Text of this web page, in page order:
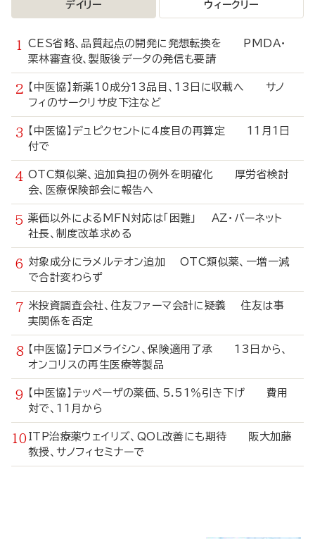
デイリー ウィークリー
CES省略、品質起点の開発に発想転換を PMDA・
栗林審査役、製販後データの発信も要請
【中医協】新薬10成分13品目、13日に収載へ サノ
フィのサークリサ皮下注など
【中医協】デュピクセントに4度目の再算定 11月1日
付で
OTC類似薬、追加負担の例外を明確化 厚労省検討
会、医療保険部会に報告へ
薬価以外によるMFN対応は「困難」 AZ・バーネット
社長、制度改革求める
対象成分にラメルテオン追加 OTC類似薬、一増一減
で合計変わらず
米投資調査会社、住友ファーマ会計に疑義 住友は事
実関係を否定
【中医協】テロメライシン、保険適用了承 13日から、
オンコリスの再生医療等製品
【中医協】テッペーザの薬価、5.51％引き下げ 費用
対で、11月から
ITP治療薬ウェイリズ、QOL改善にも期待 阪大加藤
教授、サノフィセミナーで